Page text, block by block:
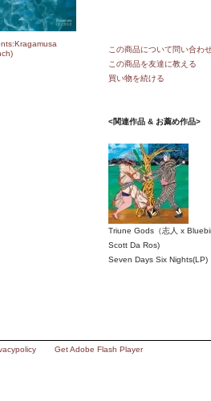
この商品について問い合わ
この商品を友達に教える
買い物を続ける
<関連作品 & お薦め作品>
Triune Gods（志人 x
Scott Da Ros)
Seven Days Six Nights(LP)
Get Adobe Flash Player